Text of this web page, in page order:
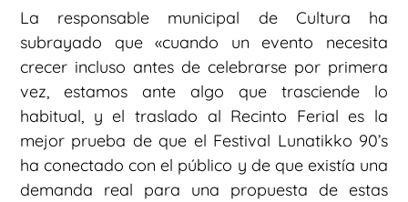
La responsable municipal de Cultura ha
subrayado que «cuando un evento necesita
crecer incluso antes de celebrarse por primera
vez, estamos ante algo que trasciende lo
habitual, y el traslado al Recinto Ferial es la
mejor prueba de que el Festival Lunatikko 90’s
ha conectado con el público y de que existía una
demanda real para una propuesta de estas